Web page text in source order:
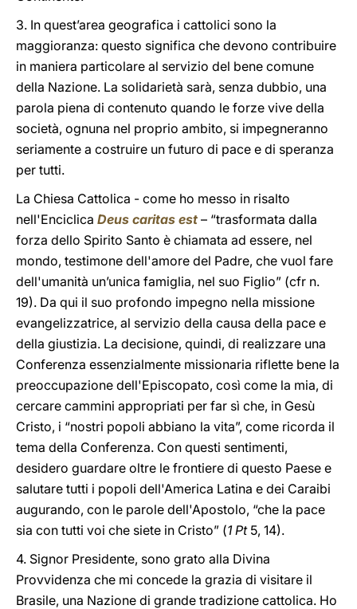
3. In quest’area geografica i cattolici sono la
maggioranza: questo significa che devono contribuire
in maniera particolare al servizio del bene comune
della Nazione. La solidarietà sarà, senza dubbio, una
parola piena di contenuto quando le forze vive della
società, ognuna nel proprio ambito, si impegneranno
seriamente a costruire un futuro di pace e di speranza
per tutti.
La Chiesa Cattolica - come ho messo in risalto
nell'Enciclica Deus caritas est – “trasformata dalla
forza dello Spirito Santo è chiamata ad essere, nel
mondo, testimone dell'amore del Padre, che vuol fare
dell'umanità un’unica famiglia, nel suo Figlio” (cfr n.
19). Da qui il suo profondo impegno nella missione
evangelizzatrice, al servizio della causa della pace e
della giustizia. La decisione, quindi, di realizzare una
Conferenza essenzialmente missionaria riflette bene la
preoccupazione dell'Episcopato, così come la mia, di
cercare cammini appropriati per far sì che, in Gesù
Cristo, i “nostri popoli abbiano la vita”, come ricorda il
tema della Conferenza. Con questi sentimenti,
desidero guardare oltre le frontiere di questo Paese e
salutare tutti i popoli dell'America Latina e dei Caraibi
augurando, con le parole dell'Apostolo, “che la pace
sia con tutti voi che siete in Cristo” (1 Pt5, 14).
4. Signor Presidente, sono grato alla Divina
Provvidenza che mi concede la grazia di visitare il
Brasile, una Nazione di grande tradizione cattolica. Ho